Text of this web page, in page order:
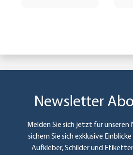
Newsletter
Melden Sie sich jetzt für unseren
sichern Sie sich exklusive
Aufkleber, Schilder und